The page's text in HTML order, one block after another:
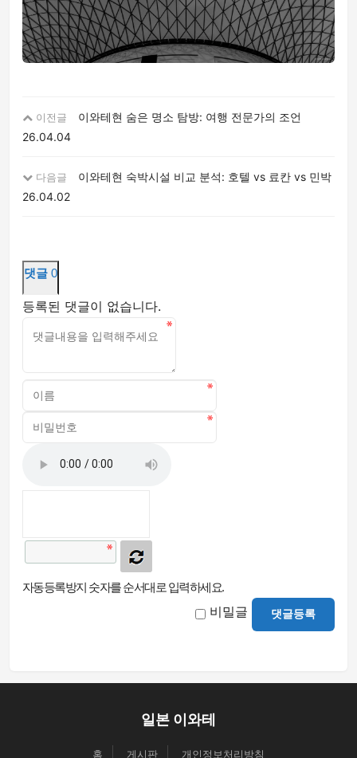
이전글
이와테현 숨은 명소 탐방: 여행 전문가의 조언
26.04.04
다음글
이와테현 숙박시설 비교 분석: 호텔 vs 료칸 vs 민박
26.04.02
댓글 0
등록된 댓글이 없습니다.
자동등록방지 숫자를 순서대로 입력하세요.
비밀글 댓글등록
일본 이와테
홈 게시판 개인정보처리방침